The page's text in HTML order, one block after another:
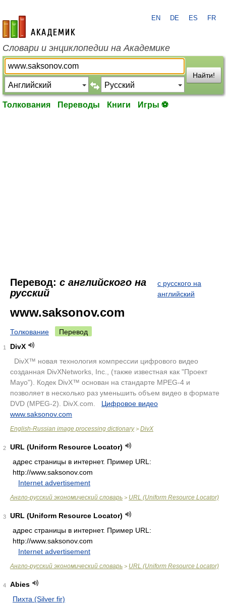
academic.ru
EN DE ES FR
Словари и энциклопедии на Академике
Найти!
Толкования Переводы Книги Игры ⚽
Перевод: с английского на
русский
с русского на
английский
www.saksonov.com
Толкование Перевод
1
DivX
DivX™ новая технология компрессии цифрового видео
созданная DivXNetworks, Inc., (также известная как "Проект
Mayo"). Кодек DivX™ основан на стандарте MPEG-4 и
позволяет в несколько раз уменьшить объем видео в формате
DVD (MPEG-2). DivX.com.
Цифровое видео
www.saksonov.com
English-Russian image processing dictionary> DivX
2
URL (Uniform Resource Locator)
адрес страницы в интернет. Пример URL:
http://www.saksonov.com
Internet advertisement
Англо-русский экономический словарь > URL (Uniform Resource Locator)
3
URL (Uniform Resource Locator)
адрес страницы в интернет. Пример URL:
http://www.saksonov.com
Internet advertisement
Англо-русский экономический словарь > URL (Uniform Resource Locator)
4
Abies
Пихта (Silver fir)